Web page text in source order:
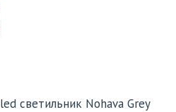
светильник Nohava Grey